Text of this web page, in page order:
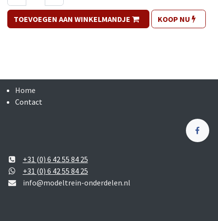
TOEVOEGEN AAN WINKELMANDJE KOOP NU
Home
Contact
+31 (0) 6 42 55 84 25
+31 (0) 6 42 55 84 25
info@modeltrein-onderdelen.nl